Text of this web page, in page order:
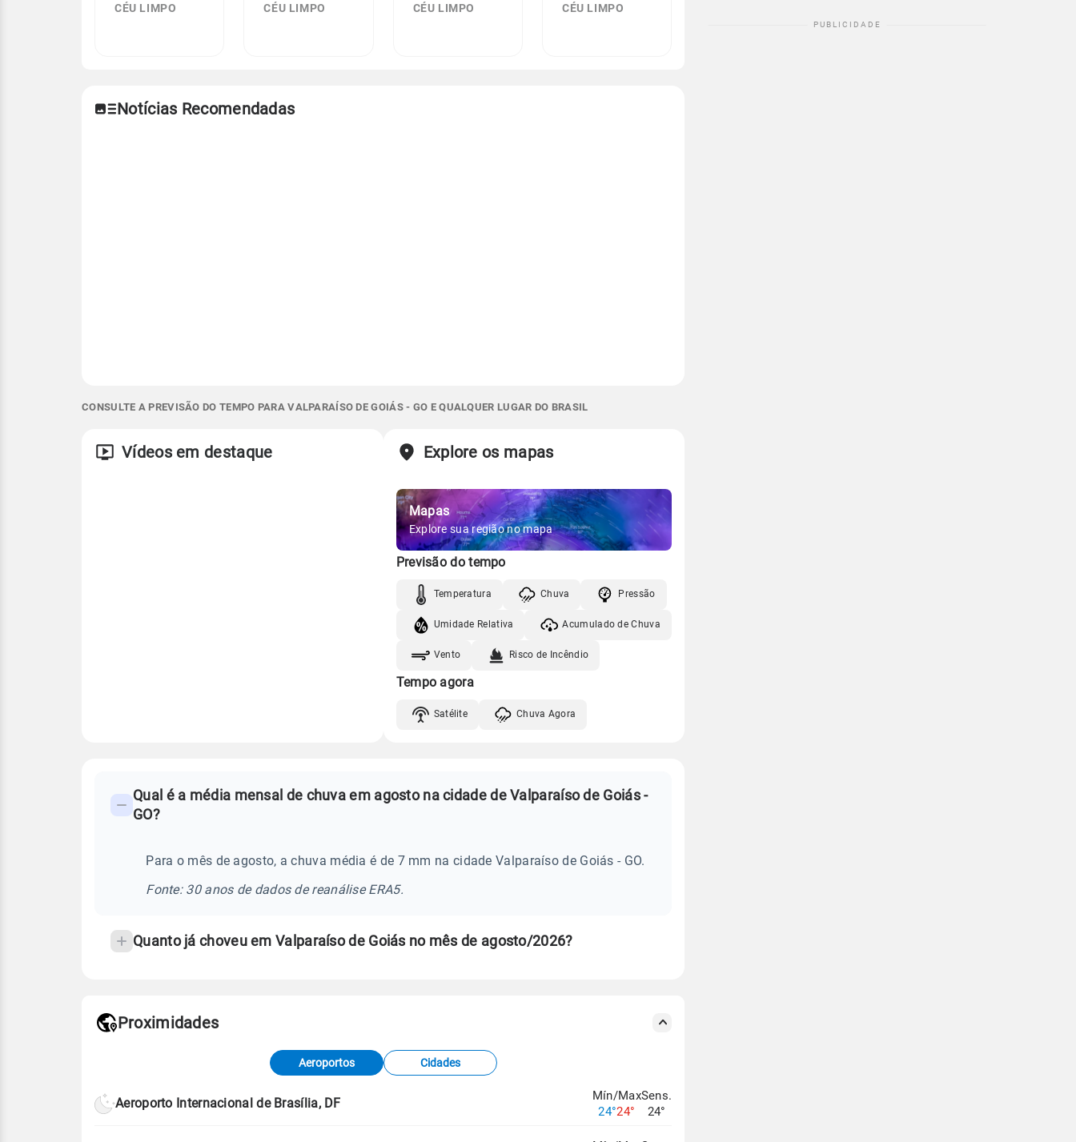
CÉU LIMPO CÉU LIMPO CÉU LIMPO CÉU LIMPO
Notícias Recomendadas
CONSULTE A PREVISÃO DO TEMPO PARA VALPARAÍSO DE GOIÁS - GO E QUALQUER LUGAR DO BRASIL
Vídeos em destaque Explore os mapas
Mapas
Explore sua região no mapa
Previsão do tempo
Temperatura Chuva Pressão
Umidade Relativa Acumulado de Chuva
Vento Risco de Incêndio
Tempo agora
Satélite Chuva Agora
Perguntas
temperatura
Qual é a média mensal de chuva em agosto na cidade de Valparaíso de Goiás -
GO?
Para o mês de agosto, a chuva média é de 7 mm na cidade Valparaíso de Goiás - GO.
Fonte: 30 anos de dados de reanálise ERA5.
Quanto já choveu em Valparaíso de Goiás no mês de agosto/2026?
de Tempo e Estudos Climáticos (CPTEC).
Proximidades
Aeroportos Cidades
Aeroporto Internacional de Brasília, DF
Mín/Max
24°24°
Sens.
24°